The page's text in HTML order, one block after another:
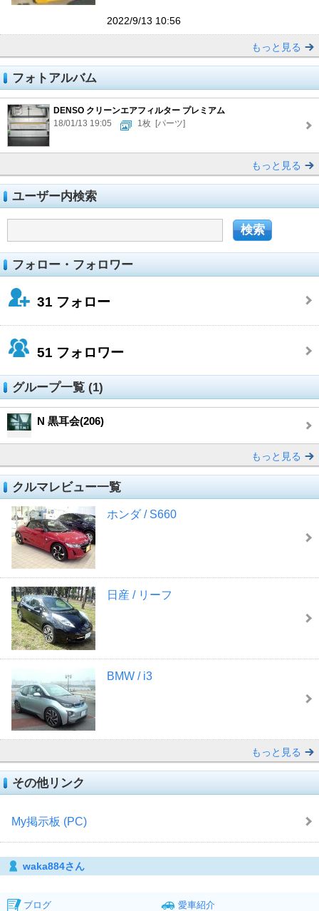
2022/9/13 10:56
もっと見る
フォトアルバム
DENSO クリーンエアフィルター プレミアム
18/01/13 19:05
1枚 [パーツ]
もっと見る
ユーザー内検索
フォロー・フォロワー
31 フォロー
51 フォロワー
グループ一覧 (1)
N 黒耳会(206)
もっと見る
クルマレビュー一覧
ホンダ / S660
日産 / リーフ
BMW / i3
もっと見る
その他リンク
My掲示板 (PC)
waka884さん
ブログ
愛車紹介